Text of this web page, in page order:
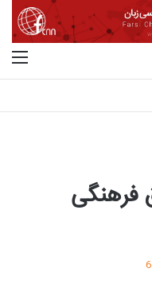
فرهنگی